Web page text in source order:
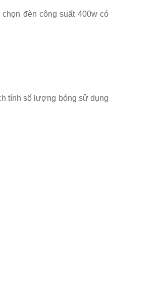
đèn công suất 400w có
tính số lượng bóng sử dụng